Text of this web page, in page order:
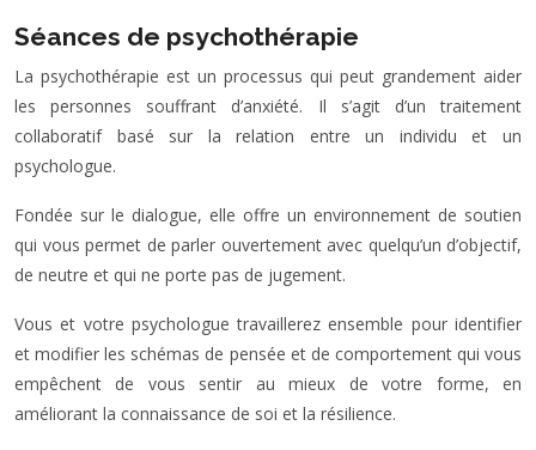
Séances de psychothérapie
La psychothérapie est un processus qui peut grandement aider
les personnes souffrant d’anxiété. Il s’agit d’un traitement
collaboratif basé sur la relation entre un individu et un
psychologue.
Fondée sur le dialogue, elle offre un environnement de soutien
qui vous permet de parler ouvertement avec quelqu’un d’objectif,
de neutre et qui ne porte pas de jugement.
Vous et votre psychologue travaillerez ensemble pour identifier
et modifier les schémas de pensée et de comportement qui vous
empêchent de vous sentir au mieux de votre forme, en
améliorant la connaissance de soi et la résilience.